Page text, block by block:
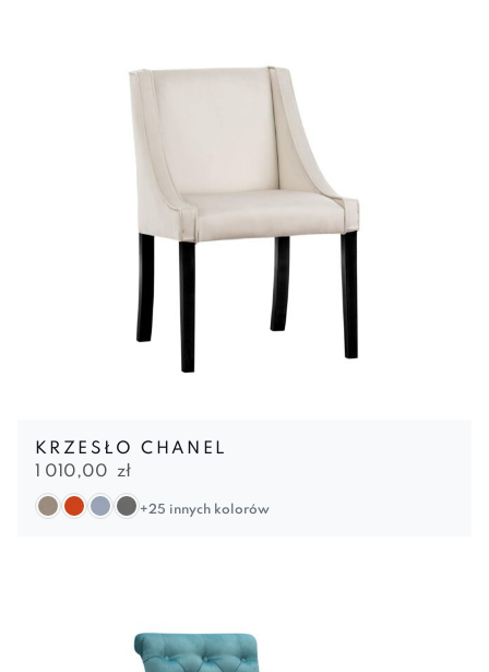
KRZESŁO CHANEL
1 010,00 zł
+25 innych kolorów